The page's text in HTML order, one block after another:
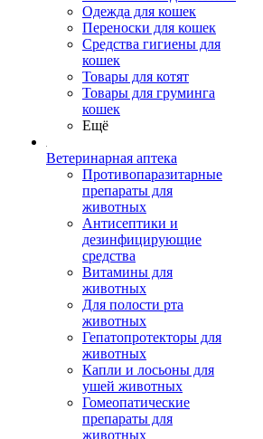
Одежда для кошек
Переноски для кошек
Средства гигиены для
кошек
Товары для котят
Товары для груминга
кошек
Ещё
Ветеринарная аптека
Противопаразитарные
препараты для
животных
Антисептики и
дезинфицирующие
средства
Витамины для
животных
Для полости рта
животных
Гепатопротекторы для
животных
Капли и лосьоны для
ушей животных
Гомеопатические
препараты для
животных